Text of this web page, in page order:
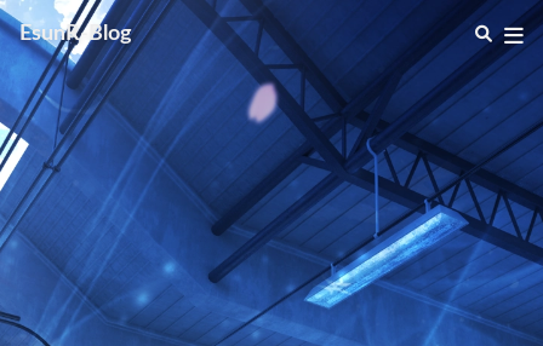
EsunR-Blog